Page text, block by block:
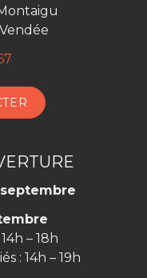
– 18h
: 14h – 19h